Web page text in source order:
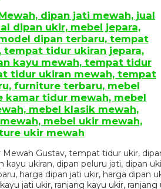
dipan jati mewah, jual
dipan ukir, mebel jepara,
dipan terbaru, tempat
tempat tidur ukiran jepara,
kayu mewah, tempat tidur
tidur ukiran mewah, tempat
furniture terbaru, mebel
kamar tidur mewah, mebel
mebel klasik mewah,
mebel ukir mewah,
ukir mewah